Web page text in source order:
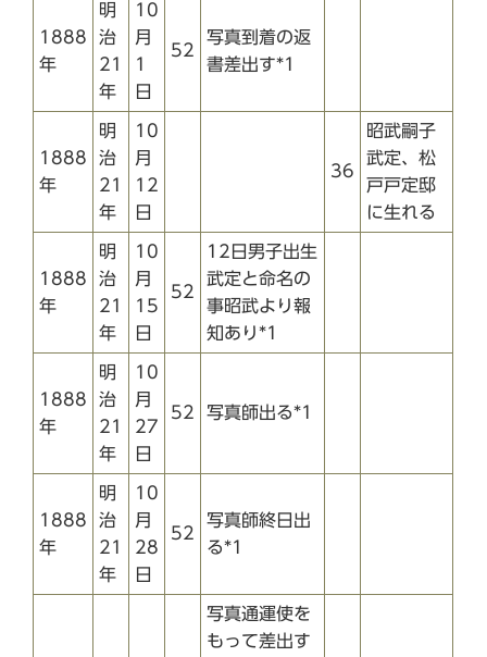
1888
年
明
治
21
年
10
月
1
日
52
写真到着の返
書差出す*1
1888
年
明
治
21
年
10
月
12
日
36
昭武嗣子
武定、松
戸戸定邸
に生れる
1888
年
明
治
21
年
10
月
15
日
52
12日男子出生
武定と命名の
事昭武より報
知あり*1
1888
年
明
治
21
年
10
月
27
日
52 写真師出る*1
1888
年
明
治
21
年
10
月
28
日
52
写真師終日出
る*1
写真通運使を
もって差出す